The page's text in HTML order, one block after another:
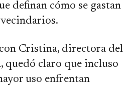
definan cómo se gastan
Cristina, directora del
quedó claro que incluso
uso enfrentan